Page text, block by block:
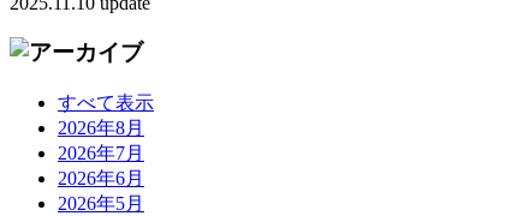
すべて表示
2026年8月
2026年7月
2026年6月
2026年5月